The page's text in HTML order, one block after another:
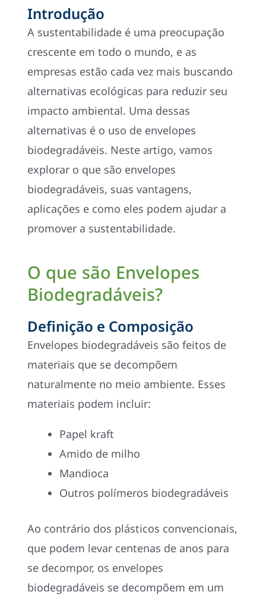
Introdução
A sustentabilidade é uma preocupação
crescente em todo o mundo, e as
empresas estão cada vez mais buscando
alternativas ecológicas para reduzir seu
impacto ambiental. Uma dessas
alternativas é o uso de envelopes
biodegradáveis. Neste artigo, vamos
explorar o que são envelopes
biodegradáveis, suas vantagens,
aplicações e como eles podem ajudar a
promover a sustentabilidade.
O que são Envelopes
Biodegradáveis?
Definição e Composição
Envelopes biodegradáveis são feitos de
materiais que se decompõem
naturalmente no meio ambiente. Esses
materiais podem incluir:
Papel kraft
Amido de milho
Mandioca
Outros polímeros biodegradáveis
Ao contrário dos plásticos convencionais,
que podem levar centenas de anos para
se decompor, os envelopes
biodegradáveis se decompõem em um